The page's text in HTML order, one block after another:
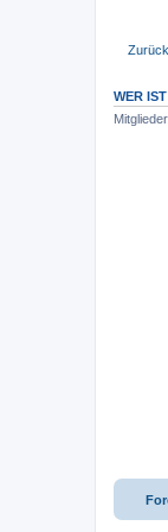
WER